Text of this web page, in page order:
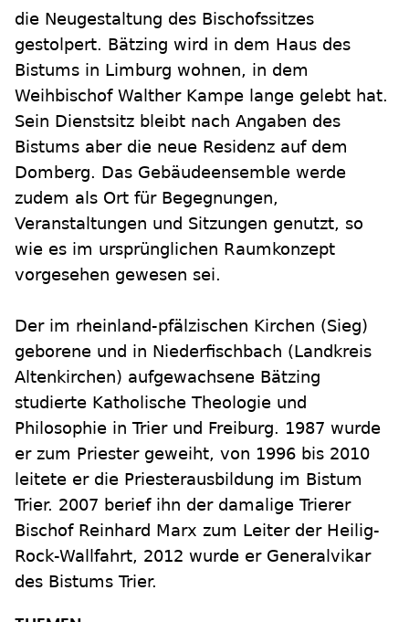
die Neugestaltung des Bischofssitzes
gestolpert. Bätzing wird in dem Haus des
Bistums in Limburg wohnen, in dem
Weihbischof Walther Kampe lange gelebt hat.
Sein Dienstsitz bleibt nach Angaben des
Bistums aber die neue Residenz auf dem
Domberg. Das Gebäudeensemble werde
zudem als Ort für Begegnungen,
Veranstaltungen und Sitzungen genutzt, so
wie es im ursprünglichen Raumkonzept
vorgesehen gewesen sei.
Der im rheinland-pfälzischen Kirchen (Sieg)
geborene und in Niederfischbach (Landkreis
Altenkirchen) aufgewachsene Bätzing
studierte Katholische Theologie und
Philosophie in Trier und Freiburg. 1987 wurde
er zum Priester geweiht, von 1996 bis 2010
leitete er die Priesterausbildung im Bistum
Trier. 2007 berief ihn der damalige Trierer
Bischof Reinhard Marx zum Leiter der Heilig-
Rock-Wallfahrt, 2012 wurde er Generalvikar
des Bistums Trier.